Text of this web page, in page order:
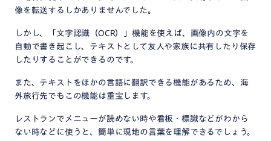
像を転送するしかありませんでした。
しかし、「文字認識（OCR）」機能を使えば、画像内の文字を
自動で書き起こし、テキストとして友人や家族に共有したり保存
したりすることができるのです。
また、テキストをほかの言語に翻訳できる機能があるため、海
外旅行先でもこの機能は重宝します。
レストランでメニューが読めない時や看板・標識などがわから
ない時などに使うと、簡単に現地の言葉を理解できるでしょう。